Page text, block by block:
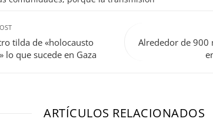
tilda de «holocausto
lo que sucede en Gaza
Alrededor de 900
ARTÍCULOS RELACIONADOS